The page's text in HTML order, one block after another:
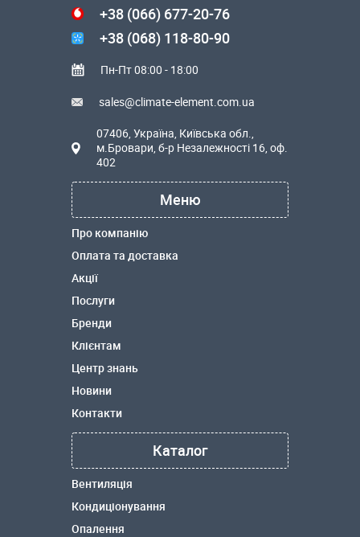
+38 (066) 677-20-76
+38 (068) 118-80-90
Пн-Пт 08:00 - 18:00
sales@climate-element.com.ua
07406, Україна, Київська обл.,
м.Бровари, б-р Незалежності 16, оф.
402
Меню
Про компанію
Оплата та доставка
Акції
Послуги
Бренди
Клієнтам
Центр знань
Новини
Контакти
Каталог
Вентиляція
Кондиціонування
Опалення